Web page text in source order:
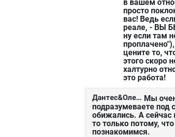
в вашем
просто
вас! Ведь
реале, - ВЫ
ну если там
цените то,
этого скоро
халтурно
это работа!
Дантес&Олейник: Мы
подразумеваете под
обижались. А сейчас
то только потому,
познакомимся.